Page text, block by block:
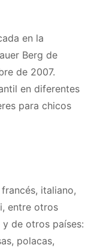
en la
Berg de
de 2007.
en diferentes
para chicos
italiano,
entre otros
y de otros países:
polacas,